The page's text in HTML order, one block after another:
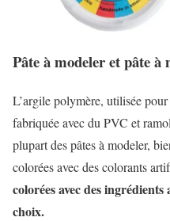
Pâte à modeler et pâte à
L’argile polymère, utilisée
fabriquée avec du PVC et
plupart des pâtes à modeler,
colorées avec des colorants
colorées avec des
choix.